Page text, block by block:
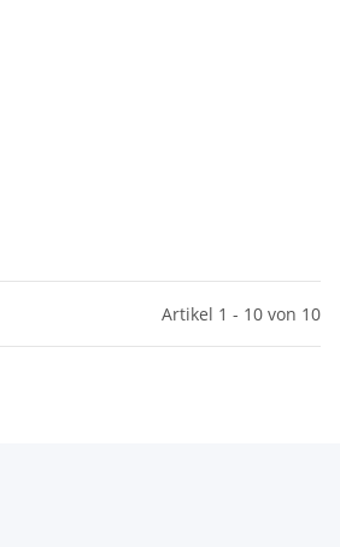
Artikel 1 - 10 von 10